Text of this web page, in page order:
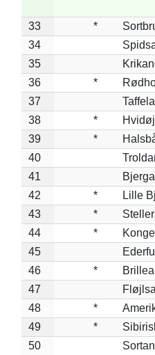
33 *
34
35
36
*
37
38
*
39
*
40
41
42
*
Lille
43
*
44
*
45
46
*
47
48
*
49
*
50